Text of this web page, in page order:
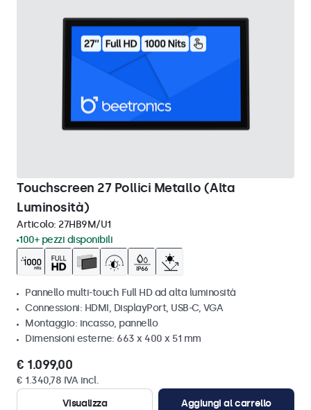
Touchscreen 27 Pollici Metallo (Alta
Luminosità)
Articolo: 27HB9M/U1
100+ pezzi disponibili
Pannello multi-touch Full HD ad alta luminosità
Connessioni: HDMI, DisplayPort, USB-C, VGA
Montaggio: incasso, pannello
Dimensioni esterne: 663 x 400 x 51 mm
€ 1.099,00
€ 1.340,78 IVA incl.
Visualizza
Aggiungi al carrello